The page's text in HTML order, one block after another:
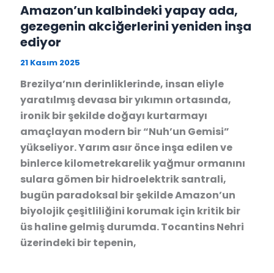
Amazon’un kalbindeki yapay ada,
gezegenin akciğerlerini yeniden inşa
ediyor
21 Kasım 2025
Brezilya’nın derinliklerinde, insan eliyle
yaratılmış devasa bir yıkımın ortasında,
ironik bir şekilde doğayı kurtarmayı
amaçlayan modern bir “Nuh’un Gemisi”
yükseliyor. Yarım asır önce inşa edilen ve
binlerce kilometrekarelik yağmur ormanını
sulara gömen bir hidroelektrik santrali,
bugün paradoksal bir şekilde Amazon’un
biyolojik çeşitliliğini korumak için kritik bir
üs haline gelmiş durumda. Tocantins Nehri
üzerindeki bir tepenin,